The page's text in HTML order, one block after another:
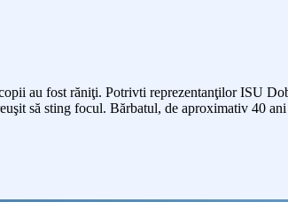
au fost răniţi. Potrivti reprezentanţilor ISU
să sting focul. Bărbatul, de aproximativ 40